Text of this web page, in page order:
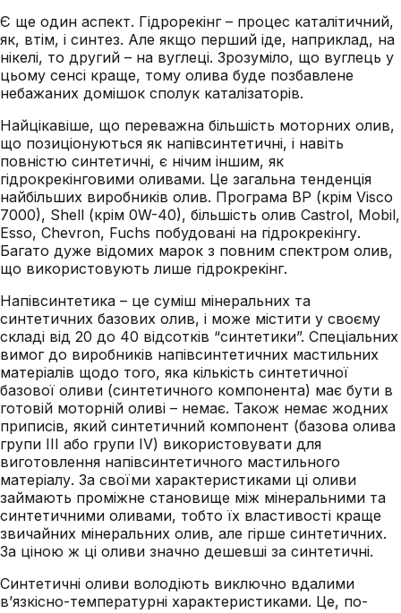
Є ще один аспект. Гідрорекінг – процес каталітичний,
як, втім, і синтез. Але якщо перший іде, наприклад, на
нікелі, то другий – на вуглеці. Зрозуміло, що вуглець у
цьому сенсі краще, тому олива буде позбавлене
небажаних домішок сполук каталізаторів.
Найцікавіше, що переважна більшість моторних олив,
що позиціонуються як напівсинтетичні, і навіть
повністю синтетичні, є нічим іншим, як
гідрокрекінговими оливами. Це загальна тенденція
найбільших виробників олив. Програма BP (крім Visco
7000), Shell (крім 0W-40), більшість олив Castrol, Mobil,
Esso, Chevron, Fuchs побудовані на гідрокрекінгу.
Багато дуже відомих марок з повним спектром олив,
що використовують лише гідрокрекінг.
Напівсинтетика – це суміш мінеральних та
синтетичних базових олив, і може містити у своєму
складі від 20 до 40 відсотків “синтетики”. Спеціальних
вимог до виробників напівсинтетичних мастильних
матеріалів щодо того, яка кількість синтетичної
базової оливи (синтетичного компонента) має бути в
готовій моторній оливі – немає. Також немає жодних
приписів, який синтетичний компонент (базова олива
групи III або групи IV) використовувати для
виготовлення напівсинтетичного мастильного
матеріалу. За своїми характеристиками ці оливи
займають проміжне становище між мінеральними та
синтетичними оливами, тобто їх властивості краще
звичайних мінеральних олив, але гірше синтетичних.
За ціною ж ці оливи значно дешевші за синтетичні.
Синтетичні оливи володіють виключно вдалими
в’язкісно-температурні характеристиками. Це, по-